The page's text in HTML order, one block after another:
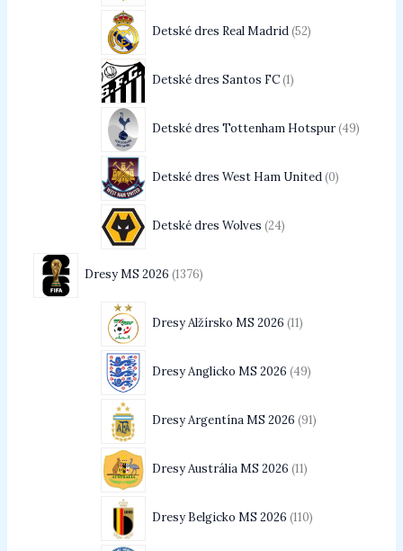
Detské dres Real Madrid 52
Detské dres Santos FC 1
Detské dres Tottenham Hotspur 49
Detské dres West Ham United 0
Detské dres Wolves 24
Dresy MS 2026 1376
Dresy Alžírsko MS 2026 11
Dresy Anglicko MS 2026 49
Dresy Argentína MS 2026 91
Dresy Austrália MS 2026 11
Dresy Belgicko MS 2026 110